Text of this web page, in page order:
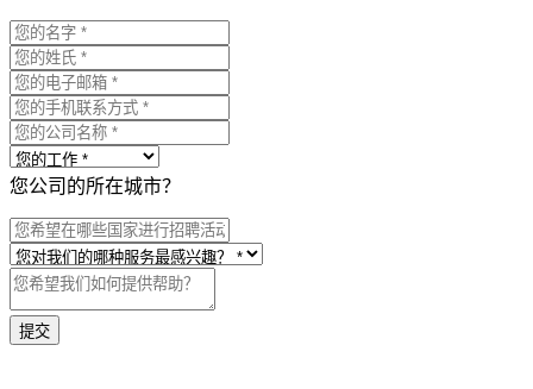
您公司的所在城市？